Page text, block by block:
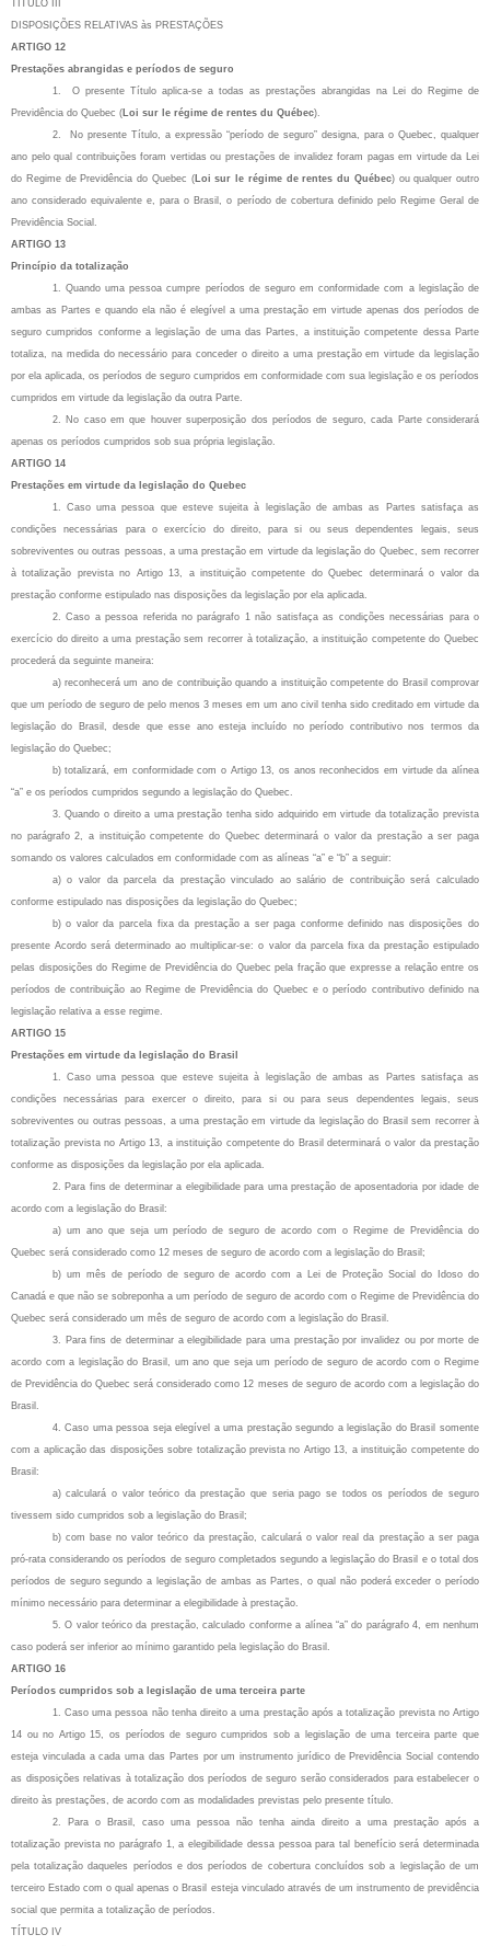
TÍTULO III
DISPOSIÇÕES RELATIVAS às PRESTAÇÕES
ARTIGO 12
Prestações abrangidas e períodos de seguro
1. O presente Título aplica-se a todas as prestações abrangidas na Lei do Regime de
Previdência do Quebec ( Loi sur le régime de rentes du Québec).
2. No presente Título, a expressão “período de seguro” designa, para o Quebec, qualquer
ano pelo qual contribuições foram vertidas ou prestações de invalidez foram pagas em virtude da Lei
do Regime de Previdência do Quebec (Loi sur le régime de rentes du Québec) ou qualquer outro
ano considerado equivalente e, para o Brasil, o período de cobertura definido pelo Regime Geral de
Previdência Social.
ARTIGO 13
Princípio da totalização
1. Quando uma pessoa cumpre períodos de seguro em conformidade com a legislação de
ambas as Partes e quando ela não é elegível a uma prestação em virtude apenas dos períodos de
seguro cumpridos conforme a legislação de uma das Partes, a instituição competente dessa Parte
totaliza, na medida do necessário para conceder o direito a uma prestação em virtude da legislação
por ela aplicada, os períodos de seguro cumpridos em conformidade com sua legislação e os períodos
cumpridos em virtude da legislação da outra Parte.
2. No caso em que houver superposição dos períodos de seguro, cada Parte considerará
apenas os períodos cumpridos sob sua própria legislação.
ARTIGO 14
Prestações em virtude da legislação do Quebec
1. Caso uma pessoa que esteve sujeita à legislação de ambas as Partes satisfaça as
condições necessárias para o exercício do direito, para si ou seus dependentes legais, seus
sobreviventes ou outras pessoas, a uma prestação em virtude da legislação do Quebec, sem recorrer
à totalização prevista no Artigo 13, a instituição competente do Quebec determinará o valor da
prestação conforme estipulado nas disposições da legislação por ela aplicada.
2. Caso a pessoa referida no parágrafo 1 não satisfaça as condições necessárias para o
exercício do direito a uma prestação sem recorrer à totalização, a instituição competente do Quebec
procederá da seguinte maneira:
a) reconhecerá um ano de contribuição quando a instituição competente do Brasil comprovar
que um período de seguro de pelo menos 3 meses em um ano civil tenha sido creditado em virtude da
legislação do Brasil, desde que esse ano esteja incluído no período contributivo nos termos da
legislação do Quebec;
b) totalizará, em conformidade com o Artigo 13, os anos reconhecidos em virtude da alínea
“a” e os períodos cumpridos segundo a legislação do Quebec.
3. Quando o direito a uma prestação tenha sido adquirido em virtude da totalização prevista
no parágrafo 2, a instituição competente do Quebec determinará o valor da prestação a ser paga
somando os valores calculados em conformidade com as alíneas “a” e “b” a seguir:
a) o valor da parcela da prestação vinculado ao salário de contribuição será calculado
conforme estipulado nas disposições da legislação do Quebec;
b) o valor da parcela fixa da prestação a ser paga conforme definido nas disposições do
presente Acordo será determinado ao multiplicar-se: o valor da parcela fixa da prestação estipulado
pelas disposições do Regime de Previdência do Quebec pela fração que expresse a relação entre os
períodos de contribuição ao Regime de Previdência do Quebec e o período contributivo definido na
legislação relativa a esse regime.
ARTIGO 15
Prestações em virtude da legislação do Brasil
1. Caso uma pessoa que esteve sujeita à legislação de ambas as Partes satisfaça as
condições necessárias para exercer o direito, para si ou para seus dependentes legais, seus
sobreviventes ou outras pessoas, a uma prestação em virtude da legislação do Brasil sem recorrer à
totalização prevista no Artigo 13, a instituição competente do Brasil determinará o valor da prestação
conforme as disposições da legislação por ela aplicada.
2. Para fins de determinar a elegibilidade para uma prestação de aposentadoria por idade de
acordo com a legislação do Brasil:
a) um ano que seja um período de seguro de acordo com o Regime de Previdência do
Quebec será considerado como 12 meses de seguro de acordo com a legislação do Brasil;
b) um mês de período de seguro de acordo com a Lei de Proteção Social do Idoso do
Canadá e que não se sobreponha a um período de seguro de acordo com o Regime de Previdência do
Quebec será considerado um mês de seguro de acordo com a legislação do Brasil.
3. Para fins de determinar a elegibilidade para uma prestação por invalidez ou por morte de
acordo com a legislação do Brasil, um ano que seja um período de seguro de acordo com o Regime
de Previdência do Quebec será considerado como 12 meses de seguro de acordo com a legislação do
Brasil.
4. Caso uma pessoa seja elegível a uma prestação segundo a legislação do Brasil somente
com a aplicação das disposições sobre totalização prevista no Artigo 13, a instituição competente do
Brasil:
a) calculará o valor teórico da prestação que seria pago se todos os períodos de seguro
tivessem sido cumpridos sob a legislação do Brasil;
b) com base no valor teórico da prestação, calculará o valor real da prestação a ser paga
pró-rata considerando os períodos de seguro completados segundo a legislação do Brasil e o total dos
períodos de seguro segundo a legislação de ambas as Partes, o qual não poderá exceder o período
mínimo necessário para determinar a elegibilidade à prestação.
5. O valor teórico da prestação, calculado conforme a alínea “a” do parágrafo 4, em nenhum
caso poderá ser inferior ao mínimo garantido pela legislação do Brasil.
ARTIGO 16
Períodos cumpridos sob a legislação de uma terceira parte
1. Caso uma pessoa não tenha direito a uma prestação após a totalização prevista no Artigo
14 ou no Artigo 15, os períodos de seguro cumpridos sob a legislação de uma terceira parte que
esteja vinculada a cada uma das Partes por um instrumento jurídico de Previdência Social contendo
as disposições relativas à totalização dos períodos de seguro serão considerados para estabelecer o
direito às prestações, de acordo com as modalidades previstas pelo presente título.
2. Para o Brasil, caso uma pessoa não tenha ainda direito a uma prestação após a
totalização prevista no parágrafo 1, a elegibilidade dessa pessoa para tal benefício será determinada
pela totalização daqueles períodos e dos períodos de cobertura concluídos sob a legislação de um
terceiro Estado com o qual apenas o Brasil esteja vinculado através de um instrumento de previdência
social que permita a totalização de períodos.
TÍTULO IV